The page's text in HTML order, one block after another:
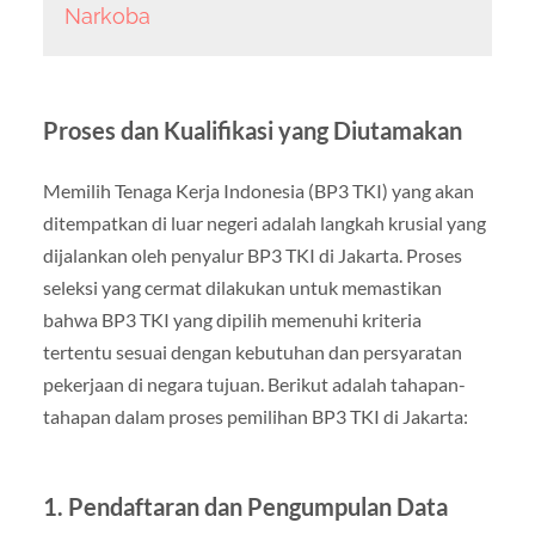
Narkoba
Proses dan Kualifikasi yang Diutamakan
Memilih Tenaga Kerja Indonesia (BP3 TKI) yang akan
ditempatkan di luar negeri adalah langkah krusial yang
dijalankan oleh penyalur BP3 TKI di Jakarta. Proses
seleksi yang cermat dilakukan untuk memastikan
bahwa BP3 TKI yang dipilih memenuhi kriteria
tertentu sesuai dengan kebutuhan dan persyaratan
pekerjaan di negara tujuan. Berikut adalah tahapan-
tahapan dalam proses pemilihan BP3 TKI di Jakarta:
1. Pendaftaran dan Pengumpulan Data